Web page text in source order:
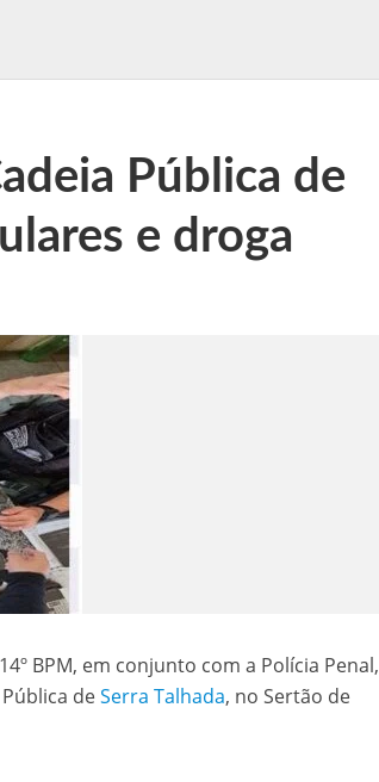
em multiplicadores
estratégica com Raquel Lyra e Marconi Santana
(03)
pelo Governo do Estado
Pública de
e droga
BPM, em conjunto com a Polícia Penal,
deSerra Talhada, no Sertão de